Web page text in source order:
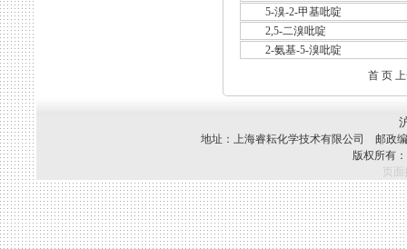
5-溴-2-甲基吡啶
2,5-二溴吡啶
2-氨基-5-溴吡啶
首 页
地址：上海睿耘化学技术有限公司 邮政编
版权所有
页